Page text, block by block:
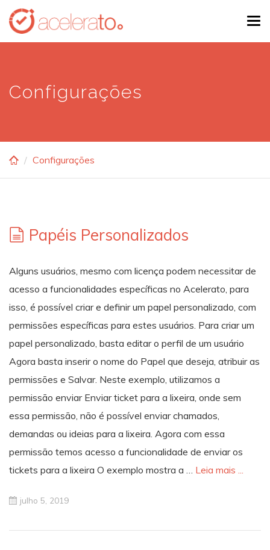
Skip
main
Configurações
Configurações
Papéis Personalizados
Alguns usuários, mesmo com licença podem necessitar de
acesso a funcionalidades específicas no Acelerato, para
isso, é possível criar e definir um papel personalizado, com
permissões específicas para estes usuários. Para criar um
papel personalizado, basta editar o perfil de um usuário
Agora basta inserir o nome do Papel que deseja, atribuir as
permissões e Salvar. Neste exemplo, utilizamos a
permissão enviar Enviar ticket para a lixeira, onde sem
essa permissão, não é possível enviar chamados,
demandas ou ideias para a lixeira. Agora com essa
permissão temos acesso a funcionalidade de enviar os
tickets para a lixeira O exemplo mostra a … Leia mais ...
julho 5, 2019